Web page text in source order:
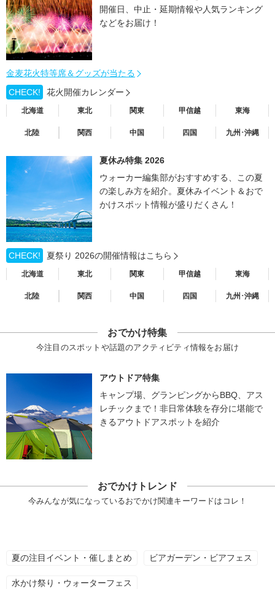
開催日、中止・延期情報や人気ランキング
などをお届け！
金麦花火特等席＆グッズが当たる
CHECK!
花火開催カレンダー
北海道 東北 関東 甲信越 東海
北陸 関西 中国 四国 九州･沖縄
夏休み特集 2026
ウォーカー編集部がおすすめする、この夏
の楽しみ方を紹介。夏休みイベント＆おで
かけスポット情報が盛りだくさん！
CHECK! 夏祭り 2026の開催情報はこちら
北海道 東北 関東 甲信越 東海
北陸 関西 中国 四国 九州･沖縄
おでかけ特集
今注目のスポットや話題のアクティビティ情報をお届け
アウトドア特集
キャンプ場、グランピングからBBQ、アス
レチックまで！非日常体験を存分に堪能で
きるアウトドアスポットを紹介
おでかけトレンド
今みんなが気になっているおでかけ関連キーワードはコレ！
夏の注目イベント・催しまとめ ビアガーデン・ビアフェス
水かけ祭り・ウォーターフェス